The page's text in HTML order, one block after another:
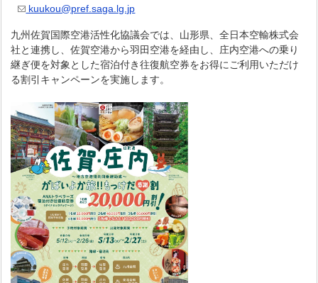
kuukou@pref.saga.lg.jp
九州佐賀国際空港活性化協議会では、山形県、全日本空輸株式会
社と連携し、佐賀空港から羽田空港を経由し、庄内空港への乗り
継ぎ便を対象とした宿泊付き往復航空券をお得にご利用いただけ
る割引キャンペーンを実施します。